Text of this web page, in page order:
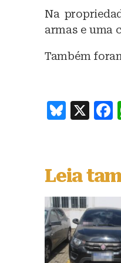
Na
armas e uma
Também
B
s
k
y
X
Leia